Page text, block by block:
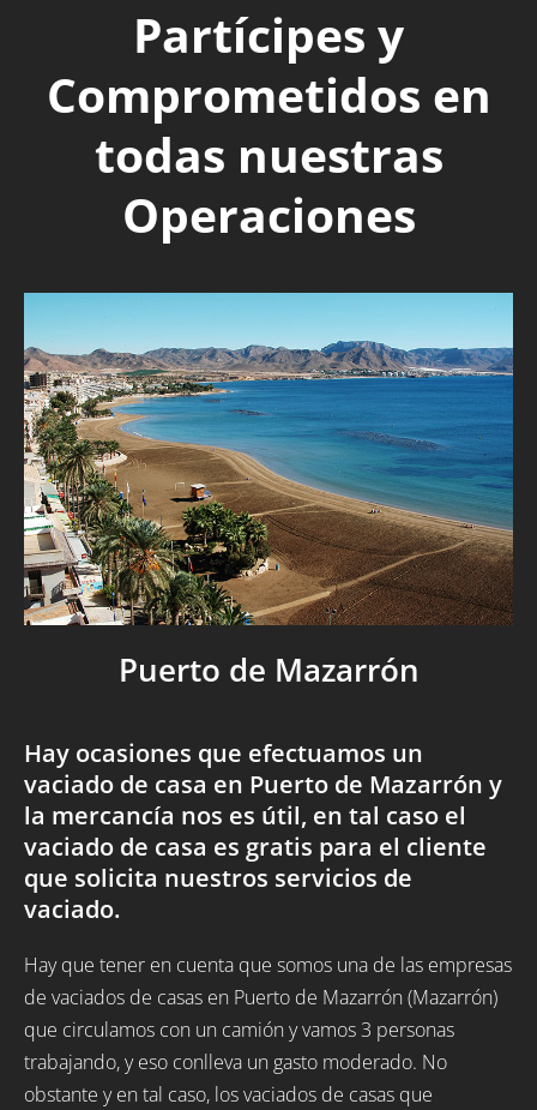
Partícipes y
Comprometidos en
todas nuestras
Operaciones
Puerto de Mazarrón
Hay ocasiones que efectuamos un
vaciado de casa en Puerto de Mazarrón y
la mercancía nos es útil, en tal caso el
vaciado de casa es gratis para el cliente
que solicita nuestros servicios de
vaciado.
Hay que tener en cuenta que somos una de las empresas
de vaciados de casas en Puerto de Mazarrón (Mazarrón)
que circulamos con un camión y vamos 3 personas
trabajando, y eso conlleva un gasto moderado. No
obstante y en tal caso, los vaciados de casas que